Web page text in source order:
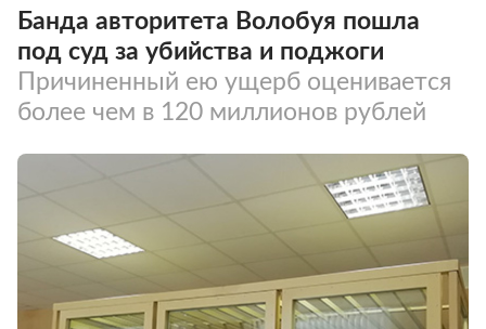
Банда авторитета Волобуя пошла
под суд за убийства и поджоги
Причиненный ею ущерб оценивается
более чем в 120 миллионов рублей